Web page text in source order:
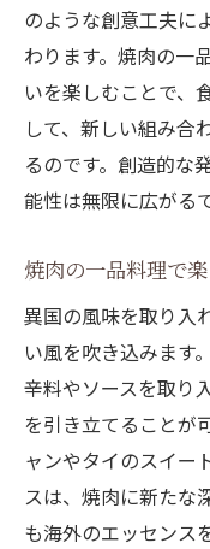
焼肉で迎
焼肉の一
多様な食材で
ン
焼肉に合う
焼肉に最適
焼肉のバ
焼肉と果
多国籍料
焼肉の新時代
革新的な焼
焼肉一品
のような創意工夫に
わります。焼肉の一
いを楽しむことで、
して、新しい組み合
るのです。創造的な
能性は無限に広がる
焼肉の一品料理で
異国の風味を取り入
い風を吹き込みます
辛料やソースを取り
を引き立てることが
ャンやタイのスイー
スは、焼肉に新たな
も海外のエッセンス